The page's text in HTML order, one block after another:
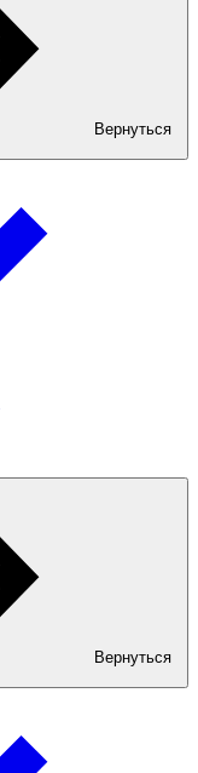
Вернуться
Вернуться